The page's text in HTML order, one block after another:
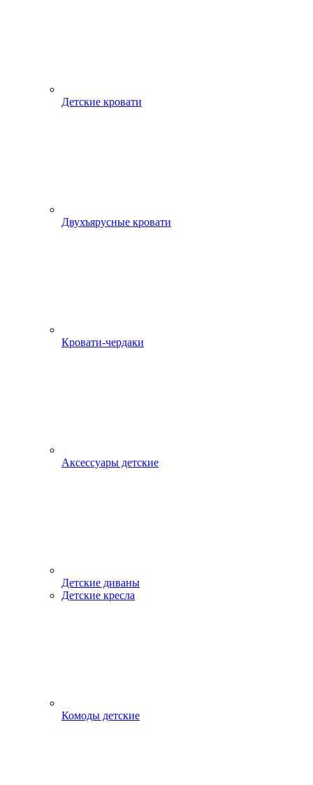
Детские кровати
Двухъярусные кровати
Кровати-чердаки
Аксессуары детские
Детские диваны
Детские кресла
Комоды детские